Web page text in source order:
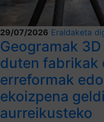
29/07/2026 Eraldaketa
Geogramak
duten fabrikak
erreformak
ekoizpena
aurreikusteko